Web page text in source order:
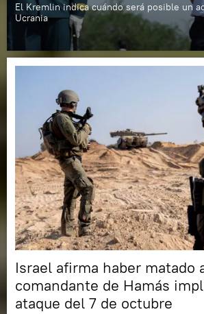
El Kremlin indica cuándo será posible un
Ucrania
Israel afirma haber matado
comandante de Hamás
ataque del 7 de octubre